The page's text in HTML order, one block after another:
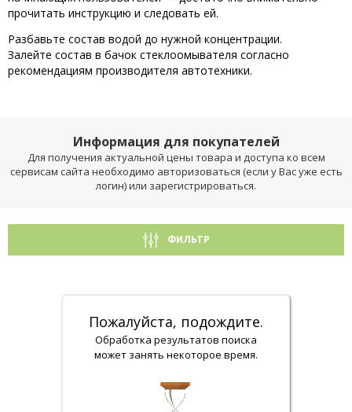
прочитать инструкцию и следовать ей.
Разбавьте ‎состав водой до нужной концентрации.
Залейте состав в бачок стеклоомывателя согласно
рекомендациям производителя автотехники.
Информация для покупателей
Для получения актуальной цены товара и доступа ко всем
сервисам сайта необходимо авторизоваться (если у Вас уже есть
логин) или зарегистрироваться.
ФИЛЬТР
Пожалуйста, подождите.
Обработка результатов поиска
может занять некоторое время.